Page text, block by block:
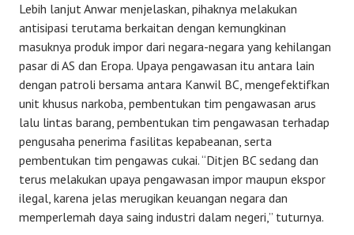
Lebih lanjut Anwar menjelaskan, pihaknya melakukan
antisipasi terutama berkaitan dengan kemungkinan
masuknya produk impor dari negara-negara yang kehilangan
pasar di AS dan Eropa. Upaya pengawasan itu antara lain
dengan patroli bersama antara Kanwil BC, mengefektifkan
unit khusus narkoba, pembentukan tim pengawasan arus
lalu lintas barang, pembentukan tim pengawasan terhadap
pengusaha penerima fasilitas kepabeanan, serta
pembentukan tim pengawas cukai. “Ditjen BC sedang dan
terus melakukan upaya pengawasan impor maupun ekspor
ilegal, karena jelas merugikan keuangan negara dan
memperlemah daya saing industri dalam negeri,” tuturnya.